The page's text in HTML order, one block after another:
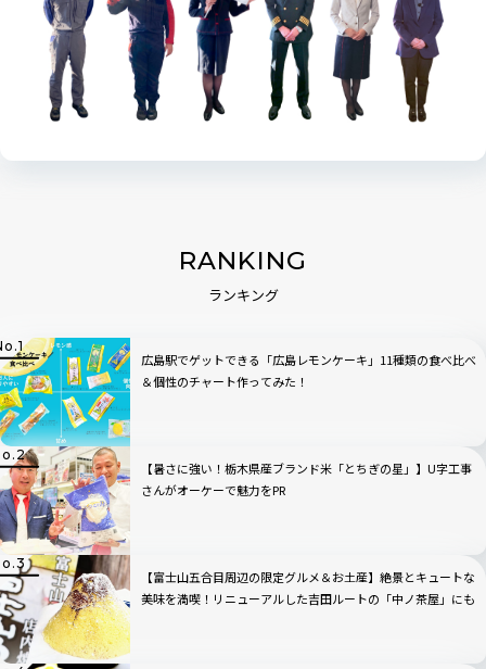
RANKING
ランキング
広島駅でゲットできる「広島レモンケーキ」11種類の食べ比べ
＆個性のチャート作ってみた！
【暑さに強い！栃木県産ブランド米「とちぎの星」】U字工事
さんがオーケーで魅力をPR
【富士山五合目周辺の限定グルメ＆お土産】絶景とキュートな
美味を満喫！リニューアルした吉田ルートの「中ノ茶屋」にも